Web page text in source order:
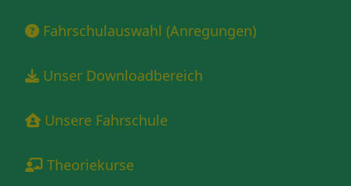
Fahrschulauswahl (Anregungen)
Unser Downloadbereich
Unsere Fahrschule
Theoriekurse